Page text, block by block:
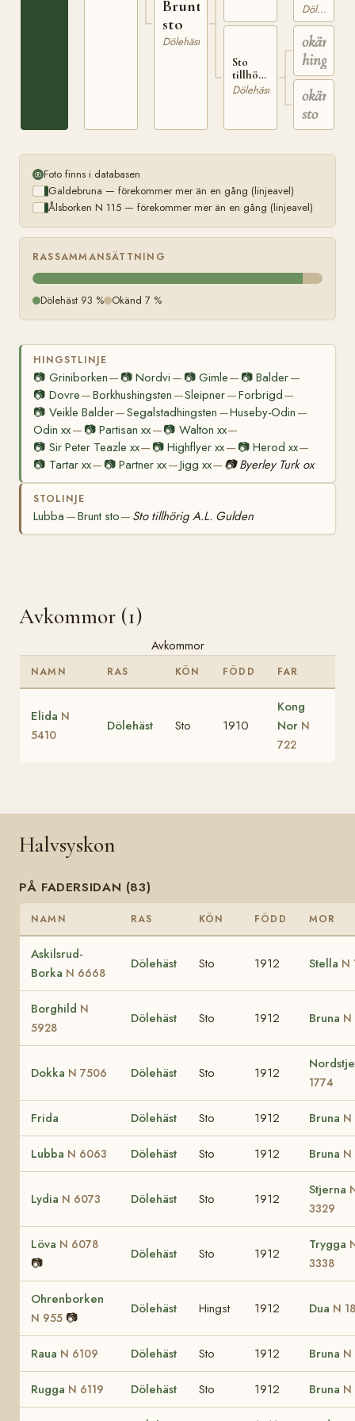
Brunt
sto
Dölehäst
Sto
tillhörig
A.L.
Dölehäst
tillhörig
Peder
Lunden
Dölehäst
okänd
hingst
okänt
sto
Foto finns i databasen
Galdebruna — förekommer mer än en gång (linjeavel)
Ålsborken N 115 — förekommer mer än en gång (linjeavel)
RASSAMMANSÄTTNING
Dölehäst 93 % Okänd 7 %
HINGSTLINJE
📷 Griniborken— 📷Nordvi — 📷 Gimle— 📷 Balder—
📷 Dovre—Borkhushingsten —Sleipner—Forbrigd—
📷 Veikle Balder—Segalstadhingsten —Huseby-Odin —
Odin xx— 📷Partisan xx—📷 Walton xx—
📷 Sir Peter Teazle xx— 📷Highflyer xx— 📷 Herod xx—
📷 Tartar xx— 📷Partner xx—Jigg xx— 📷 Byerley Turk ox
STOLINJE
Lubba —Brunt sto— Sto tillhörig A.L. Gulden
Avkommor (1)
Avkommor
NAMN RAS KÖN FÖDD FAR
Elida N
5410
Dölehäst Sto 1910
Kong
Nor N
722
Halvsyskon
PÅ FADERSIDAN (83)
NAMN RAS KÖN FÖDD MOR
Askilsrud-
Borka N 6668
Dölehäst Sto 1912 Stella N
Borghild N
5928
Dölehäst Sto 1912 Bruna
Dokka N 7506 Dölehäst Sto 1912
1774
Frida Dölehäst Sto 1912 Bruna N
Lubba N 6063 Dölehäst Sto 1912 Bruna N
Lydia N 6073 Dölehäst Sto 1912
Stjerna
3329
Löva N 6078
📷
Dölehäst Sto 1912
Trygga
3338
Ohrenborken
N 955 📷
Dölehäst Hingst 1912 Dua N
Raua N 6109 Dölehäst Sto 1912 Bruna N
Rugga N 6119 Dölehäst Sto 1912 Bruna